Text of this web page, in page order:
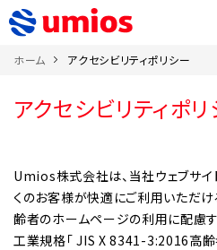
ホーム アクセシビリティポリシー
アクセシビリティポリ
Umios株式会社は、当社ウェブサイ
くのお客様が快適にご利用いただけ
齢者のホームページの利用に配慮
工業規格「 JIS X 8341-3:2016高齢